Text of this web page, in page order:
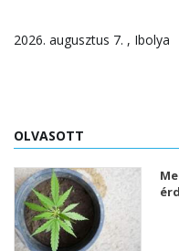
2026. augusztus 7. , Ibolya
OLVASOTT